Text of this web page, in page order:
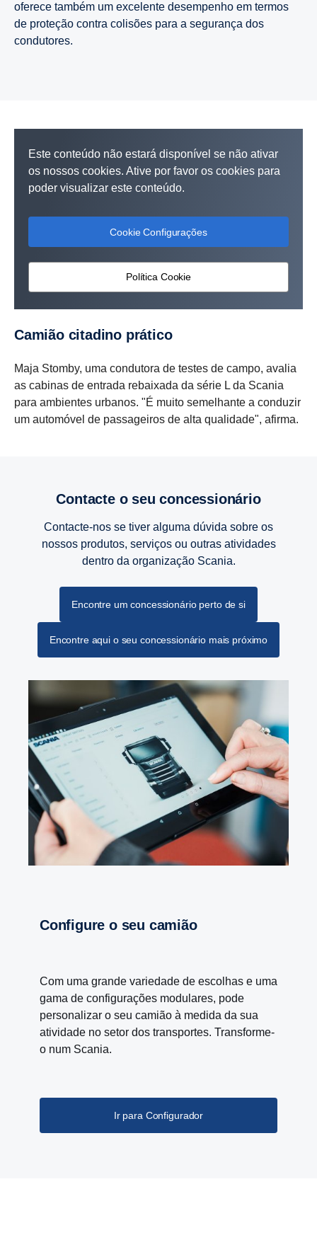
oferece também um excelente desempenho em termos
de proteção contra colisões para a segurança dos
condutores.
Este conteúdo não estará disponível se não ativar
os nossos cookies. Ative por favor os cookies para
poder visualizar este conteúdo.
Cookie Configurações
Política Cookie
Camião citadino prático
Maja Stomby, uma condutora de testes de campo, avalia
as cabinas de entrada rebaixada da série L da Scania
para ambientes urbanos. "É muito semelhante a conduzir
um automóvel de passageiros de alta qualidade", afirma.
Contacte o seu conces­si­o­nário
Contacte-nos se tiver alguma dúvida sobre os
nossos produtos, serviços ou outras atividades
dentro da organização Scania.
Encontre um concessionário perto de si
Encontre aqui o seu concessionário mais próximo
Confi­gure o seu camião
Com uma grande variedade de escolhas e uma
gama de configurações modulares, pode
personalizar o seu camião à medida da sua
atividade no setor dos transportes. Transforme-
o num Scania.
Ir para Configurador